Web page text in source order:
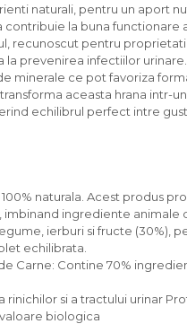
naturali, pentru un aport
contribuie la buna functionare
recunoscut pentru
la prevenirea infectiilor urinare.
minerale ce pot favoriza
aceasta hrana intr-
echilibrul perfect intre
naturala. Acest produs
imbinand ingrediente animale
ierburi si fructe (30%),
echilibrata.
Carne: Contine 70%
rinichilor si a tractului urinar
biologica